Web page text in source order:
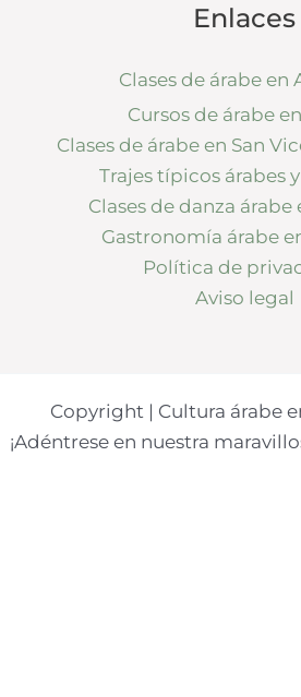
Enlaces
Clases de árabe en
Cursos de árabe
Clases de árabe en San
Trajes típicos árabes
Clases de danza
Gastronomía árabe
Política de
Aviso legal
Copyright | Cultura árabe
¡Adéntrese en nuestra